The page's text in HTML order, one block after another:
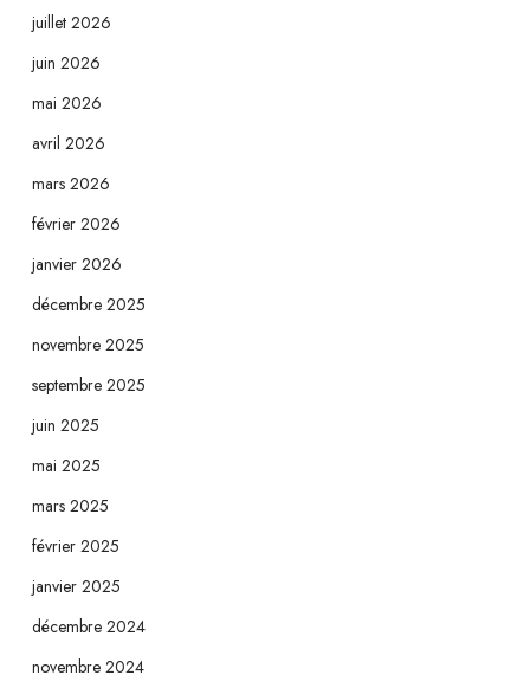
juillet 2026
juin 2026
mai 2026
avril 2026
mars 2026
février 2026
janvier 2026
décembre 2025
novembre 2025
septembre 2025
juin 2025
mai 2025
mars 2025
février 2025
janvier 2025
décembre 2024
novembre 2024